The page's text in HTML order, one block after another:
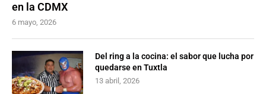
en la CDMX
6 mayo, 2026
Del ring a la cocina: el sabor que lucha por
quedarse en Tuxtla
13 abril, 2026